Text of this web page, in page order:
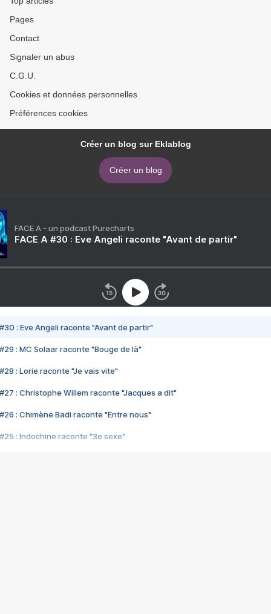
Pages
Contact
Signaler un abus
C.G.U.
Cookies et données personnelles
Préférences cookies
Créer un blog sur Eklablog
Créer un blog
FACE A - un podcast Purecharts
FACE A #30 : Eve Angeli raconte "Avant de partir"
#30 : Eve Angeli raconte "Avant de partir"
#29 : MC Solaar raconte "Bouge de là"
#28 : Lorie raconte "Je vais vite"
#27 : Christophe Willem raconte "Jacques a dit"
#26 : Chimène Badi raconte "Entre nous"
#25 : Indochine raconte "3e sexe"